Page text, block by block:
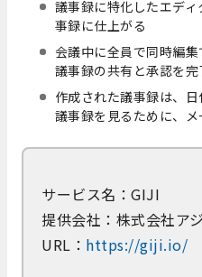
議事録に特化したエデ
事録に仕上がる
会議中に全員で同時編
議事録の共有と承認を完
作成された議事録は、
議事録を見るために、
サービス名：GIJI
提供会社：株式会社ア
URL： https://giji.io/